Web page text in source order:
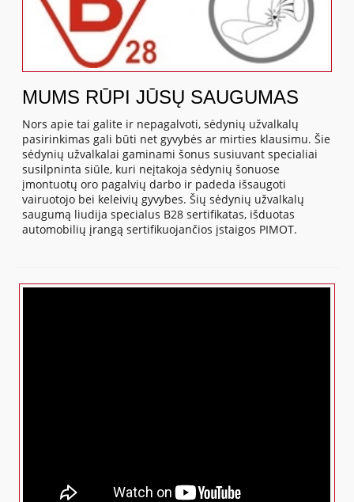
MUMS RŪPI JŪSŲ SAUGUMAS
Nors apie tai galite ir nepagalvoti, sėdynių užvalkalų
pasirinkimas gali būti net gyvybės ar mirties klausimu. Šie
sėdynių užvalkalai gaminami šonus susiuvant specialiai
susilpninta siūle, kuri neįtakoja sėdynių šonuose
įmontuotų oro pagalvių darbo ir padeda išsaugoti
vairuotojo bei keleivių gyvybes. Šių sėdynių užvalkalų
saugumą liudija specialus B28 sertifikatas, išduotas
automobilių įrangą sertifikuojančios įstaigos PIMOT.